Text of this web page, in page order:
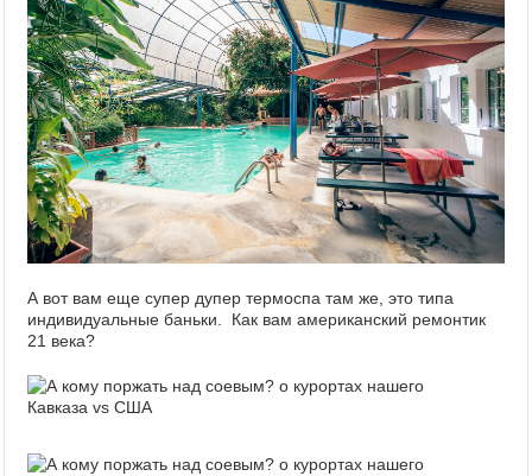
А вот вам еще супер дупер термоспа там же, это типа
индивидуальные баньки. Как вам американский ремонтик
21 века?